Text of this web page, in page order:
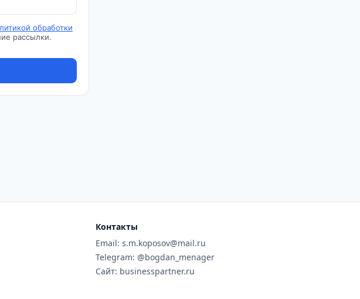
Контакты
Email: s.m.koposov@mail.ru
Telegram: @bogdan_menager
Сайт: businesspartner.ru